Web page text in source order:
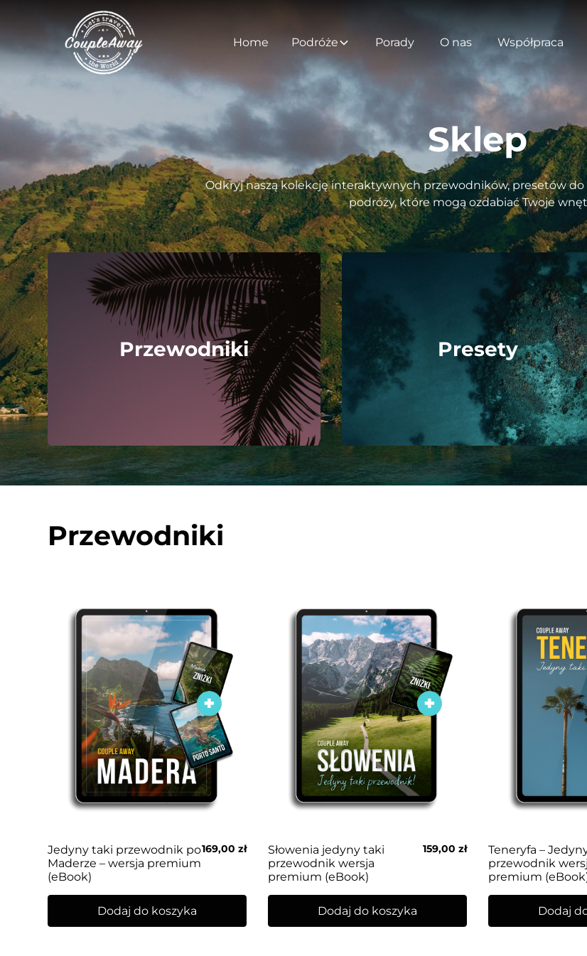
Home Podróże Porady O nas Współpraca
Sklep
Odkryj naszą kolekcję interaktywnych przewodników, presetów
podróży, które mogą ozdabiać Twoje
Przewodniki Presety
Przewodniki
Jedyny taki przewodnik po
Maderze – wersja premium
(eBook)
169,00zł
Dodaj do koszyka
Słowenia jedyny taki
przewodnik wersja
premium (eBook)
159,00zł
Dodaj do koszyka
Teneryfa –
przewodnik
premium
Dodaj